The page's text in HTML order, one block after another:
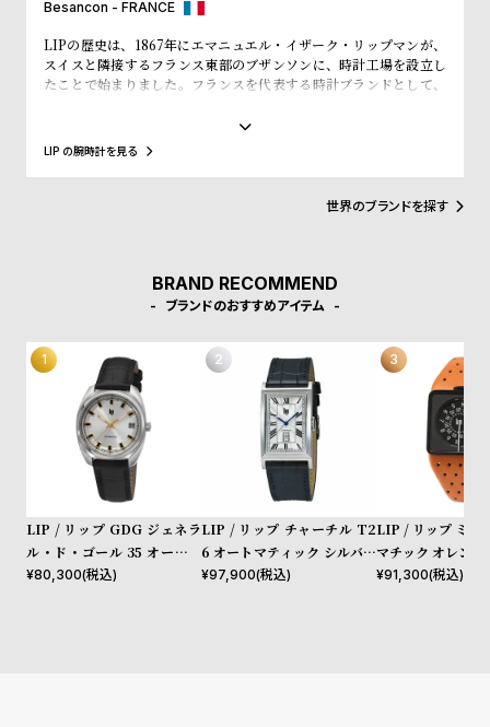
#
P
e
シ
返
Besancon - FRANCE
LIPの歴史は、1867年にエマニュエル・イザーク・リップマンが、
スイスと隣接するフランス東部のブザンソンに、時計工場を設立し
たことで始まりました。フランスを代表する時計ブランドとして、
領、マクロン大統領に愛用され、英国のチャーチル元首相、米国の
アイゼンハウワー元大統領、クリントン元大統領にも贈呈されるな
ど、現在に至るまで多くの著名人にも愛されています。
LIP の腕時計を見る
世界のブランドを探す
BRAND RECOMMEND
ブランドのおすすめアイテム
LIP / リップ GDG ジェネラ
ル・ド・ゴール 35 オートマ
チック シルバー ブラックレ
¥80,300(税込)
LIP / リップ チャーチル T2
6 オートマティック シルバー
ブラックレザー クロコダイル
¥97,900(税込)
LIP / リップ ミシ
マチック オレンジ
¥91,300(税込)